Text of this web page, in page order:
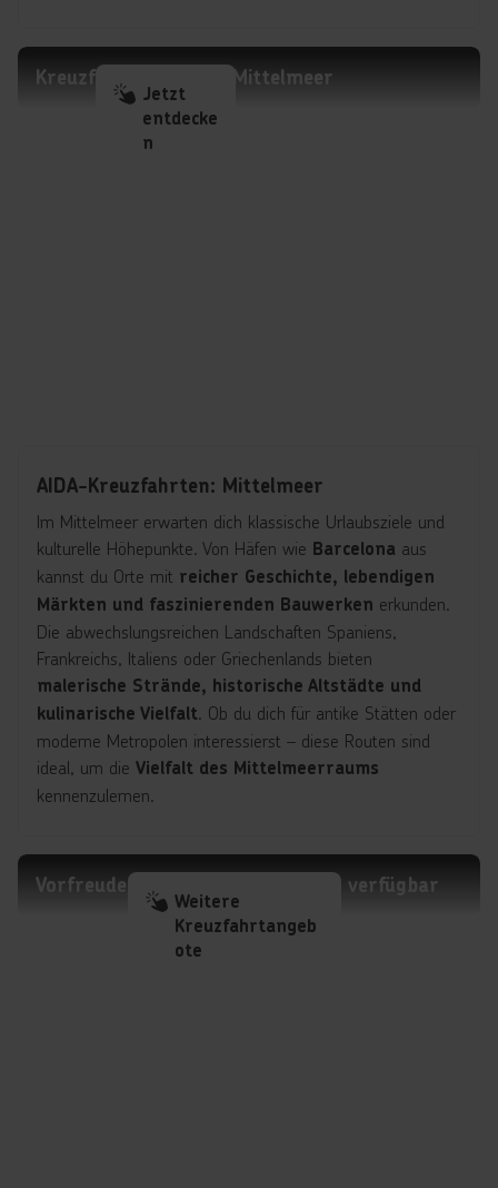
Kreuzfahrten Region Mittelmeer
Jetzt
entdecke
n
AIDA-Kreuzfahrten: Mittelmeer
Im Mittelmeer erwarten dich klassische Urlaubsziele und
kulturelle Höhepunkte. Von Häfen wie Barcelona aus
kannst du Orte mit reicher Geschichte, lebendigen
Märkten und faszinierenden Bauwerken erkunden.
Die abwechslungsreichen Landschaften Spaniens,
Frankreichs, Italiens oder Griechenlands bieten
malerische Strände, historische Altstädte und
kulinarische Vielfalt. Ob du dich für antike Stätten oder
moderne Metropolen interessierst – diese Routen sind
ideal, um die Vielfalt des Mittelmeerraums
kennenzulernen.
Vorfreude lohnt sich: Bald wieder verfügbar
Weitere
Kreuzfahrtangeb
ote